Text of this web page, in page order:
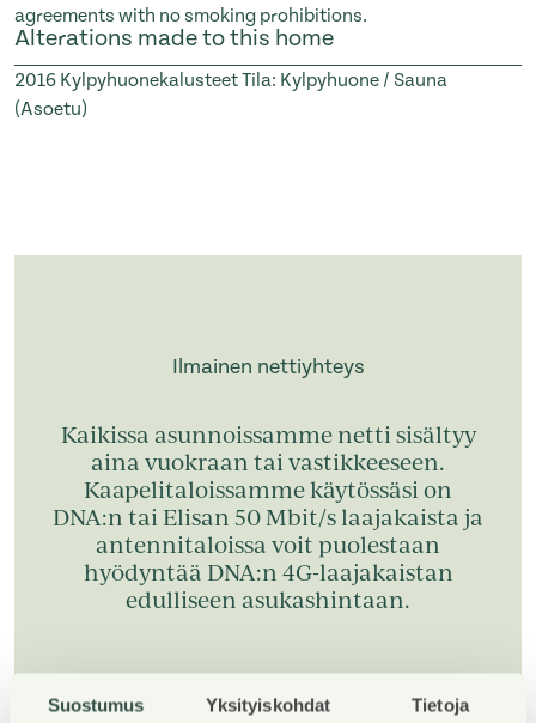
Suostumus Yksityiskohdat Tietoja
agreements with no smoking prohibitions.
Alterations made to this home
2016 Kylpyhuonekalusteet Tila: Kylpyhuone / Sauna
(Asoetu)
Ilmainen nettiyhteys
Kaikissa asunnoissamme netti sisältyy
aina vuokraan tai vastikkeeseen.
Kaapelitaloissamme käytössäsi on
DNA:n tai Elisan 50 Mbit/s laajakaista ja
antennitaloissa voit puolestaan
hyödyntää DNA:n 4G-laajakaistan
edulliseen asukashintaan.